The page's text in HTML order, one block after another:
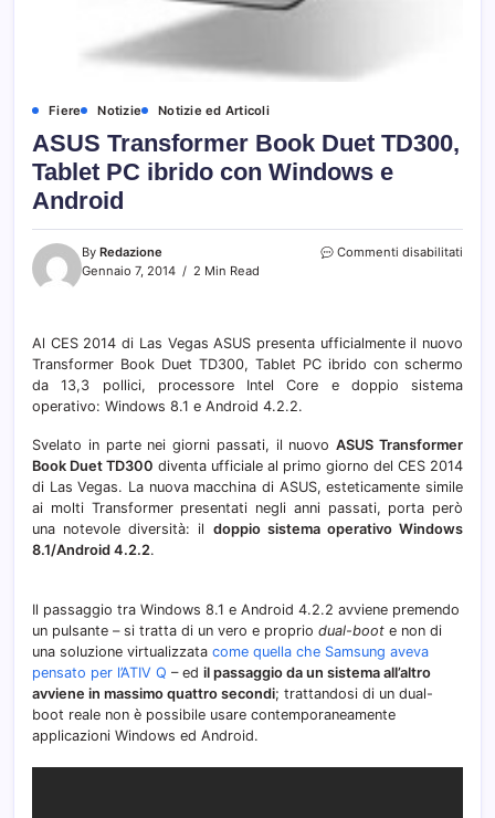
Fiere Notizie Notizie ed Articoli
ASUS Transformer Book Duet TD300,
Tablet PC ibrido con Windows e
Android
By Redazione
Gennaio 7, 2014
2 Min Read
Commenti disabilitati
PC
Al CES 2014 di Las Vegas ASUS presenta ufficialmente il nuovo
Transformer Book Duet TD300, Tablet PC ibrido con schermo
da 13,3 pollici, processore Intel Core e doppio sistema
operativo: Windows 8.1 e Android 4.2.2.
Svelato in parte nei giorni passati, il nuovoASUS Transformer
Book Duet TD300 diventa ufficiale al primo giorno del CES 2014
di Las Vegas. La nuova macchina di ASUS, esteticamente simile
ai molti Transformer presentati negli anni passati, porta però
una notevole diversità: il doppio sistema operativo Windows
8.1/Android 4.2.2.
Il passaggio tra Windows 8.1 e Android 4.2.2 avviene premendo
un pulsante – si tratta di un vero e proprio dual-boot e non di
una soluzione virtualizzata come quella che Samsung aveva
pensato per l’ATIV Q – ed il passaggio da un sistema all’altro
avviene in massimo quattro secondi; trattandosi di un dual-
boot reale non è possibile usare contemporaneamente
applicazioni Windows ed Android.